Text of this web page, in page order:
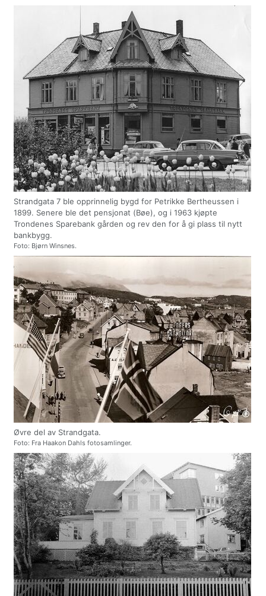
Strandgata 7 ble opprinnelig bygd for Petrikke Bertheussen i
1899. Senere ble det pensjonat (Bøe), og i 1963 kjøpte
Trondenes Sparebank gården og rev den for å gi plass til nytt
bankbygg.
Foto: Bjørn Winsnes.
Øvre del av Strandgata.
Foto: Fra Haakon Dahls fotosamlinger.